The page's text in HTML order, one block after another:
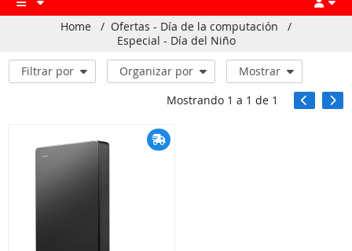
Home / Ofertas - Día de la computación
/
Especial - Día del Niño
Filtrar por Organizar por
Mostrar
Mostrando 1 a 1 de 1